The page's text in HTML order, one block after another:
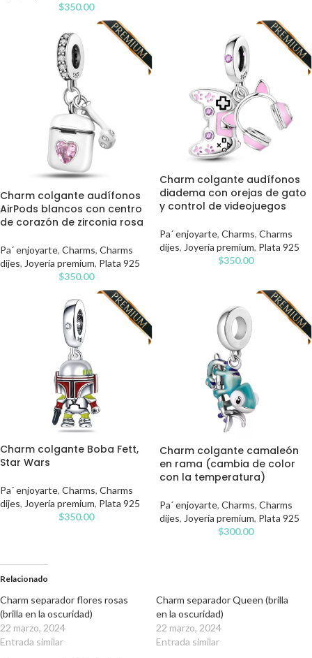
$350.00
Charm colgante audífonos
AirPods blancos con centro
de corazón de zirconia rosa
Pa´ enjoyarte, Charms, Charms
dijes, Joyería premium, Plata 925
$350.00
Charm colgante audífonos
diadema con orejas de gato
y control de videojuegos
Pa´ enjoyarte, Charms, Charms
dijes, Joyería premium, Plata 925
$350.00
Charm colgante Boba Fett,
Star Wars
Pa´ enjoyarte, Charms, Charms
dijes, Joyería premium, Plata 925
$350.00
Charm colgante camaleón
en rama (cambia de color
con la temperatura)
Pa´ enjoyarte, Charms, Charms
dijes, Joyería premium, Plata 925
$300.00
Relacionado
Charm separador flores rosas
(brilla en la oscuridad)
22 marzo, 2024
Entrada similar
Charm separador Queen (brilla
en la oscuridad)
22 marzo, 2024
Entrada similar